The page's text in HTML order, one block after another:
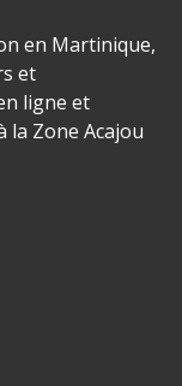
en Martinique,
et
ligne et
la Zone Acajou